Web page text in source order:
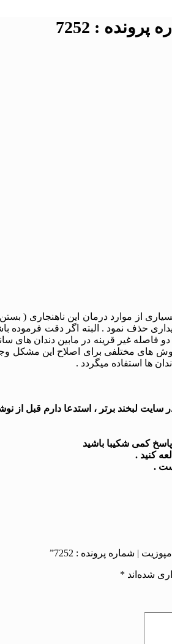
: 7252
از موارد درمان این ناهنجاری (
حذف نمود . البته اگر دقت
غیر قرینه در مابین دندان های
. روش های مختلفی برای اصلاح این
ها استفاده میگردد .
لبخند برتر ، استدعا دارم قبل از
| شماره پرونده : 7252”
شده‌اند *